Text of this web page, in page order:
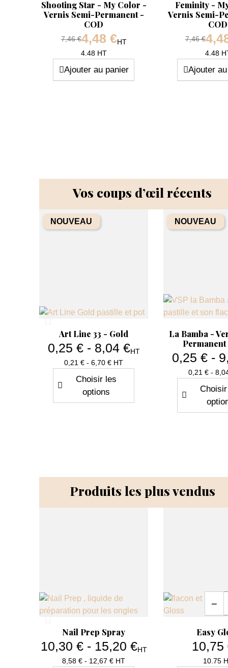
Shooting Star - My Color -
Vernis Semi-Permanent -
COD
Prix de base
7,46 €
Prix
4,48 €HT
4.48 HT
Ajouter au panier
Feminity -
Vernis Semi-
COD
Prix de
7,46 €
4.48
Ajouter
Vos coups d’œil récents
 Aperçu rapide
Art Line 33 - Gold
Prix
0,25 € - 8,04 €HT
0,21 € - 6,70 € HT
Choisir les
options
NOUVEAU
Aperçu
La Bamba -
0,25 € -
0,21 € -
NOUVEAU
Produits les plus vendus
Aperçu rapide
Nail Prep Spray
Prix
10,30 € - 15,20 €HT
8,58 € - 12,67 € HT
Aperçu rapide
Easy
10,75
10.75
−